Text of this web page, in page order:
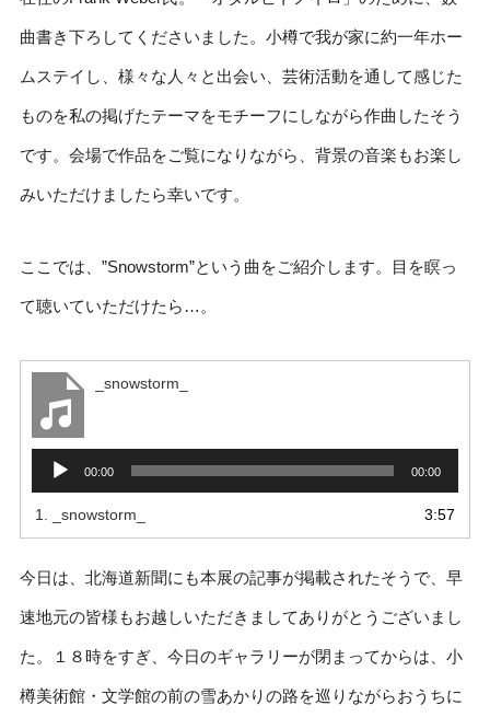
曲書き下ろしてくださいました。小樽で我が家に約一年ホー
ムステイし、様々な人々と出会い、芸術活動を通して感じた
ものを私の掲げたテーマをモチーフにしながら作曲したそう
です。会場で作品をご覧になりながら、背景の音楽もお楽し
みいただけましたら幸いです。
ここでは、”Snowstorm”という曲をご紹介します。目を瞑っ
て聴いていただけたら…。
_snowstorm_
音
ー
00:00 00:00
1. _snowstorm_ 3:57
今日は、北海道新聞にも本展の記事が掲載されたそうで、早
速地元の皆様もお越しいただきましてありがとうございまし
た。１８時をすぎ、今日のギャラリーが閉まってからは、小
樽美術館・文学館の前の雪あかりの路を巡りながらおうちに